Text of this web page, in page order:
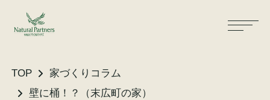
TOP
家づくりコラム
壁に桶！？（末広町の家）